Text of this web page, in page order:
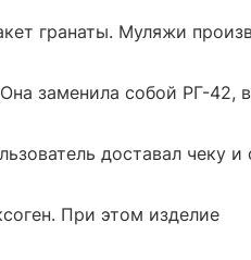
гранаты. Муляжи
заменила собой РГ-42, в
доставал чеку и
При этом изделие